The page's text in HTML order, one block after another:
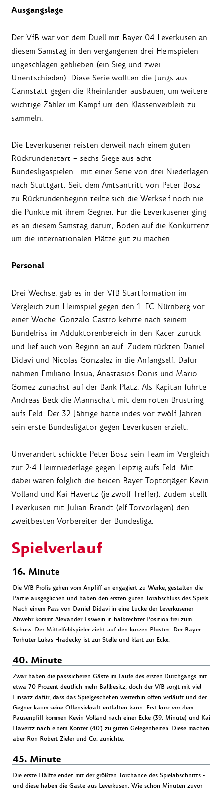
Ausgangslage
Der VfB war vor dem Duell mit Bayer 04 Leverkusen an
diesem Samstag in den vergangenen drei Heimspielen
ungeschlagen geblieben (ein Sieg und zwei
Unentschieden). Diese Serie wollten die Jungs aus
Cannstatt gegen die Rheinländer ausbauen, um weitere
wichtige Zähler im Kampf um den Klassenverbleib zu
sammeln.
Die Leverkusener reisten derweil nach einem guten
Rückrundenstart – sechs Siege aus acht
Bundesligaspielen ­- mit einer Serie von drei Niederlagen
nach Stuttgart. Seit dem Amtsantritt von Peter Bosz
zu Rückrundenbeginn teilte sich die Werkself noch nie
die Punkte mit ihrem Gegner. Für die Leverkusener ging
es an diesem Samstag darum, Boden auf die Konkurrenz
um die internationalen Plätze gut zu machen.
Personal
Drei Wechsel gab es in der VfB Startformation im
Vergleich zum Heimspiel gegen den 1. FC Nürnberg vor
einer Woche. Gonzalo Castro kehrte nach seinem
Bündelriss im Adduktorenbereich in den Kader zurück
und lief auch von Beginn an auf. Zudem rückten Daniel
Didavi und Nicolas Gonzalez in die Anfangself. Dafür
nahmen Emiliano Insua, Anastasios Donis und Mario
Gomez zunächst auf der Bank Platz. Als Kapitän führte
Andreas Beck die Mannschaft mit dem roten Brustring
aufs Feld. Der 32-Jährige hatte indes vor zwölf Jahren
sein erste Bundesligator gegen Leverkusen erzielt.
Unverändert schickte Peter Bosz sein Team im Vergleich
zur 2:4-Heimniederlage gegen Leipzig aufs Feld. Mit
dabei waren folglich die beiden Bayer-Toptorjäger Kevin
Volland und Kai Havertz (je zwölf Treffer). Zudem stellt
Leverkusen mit Julian Brandt (elf Torvorlagen) den
zweitbesten Vorbereiter der Bundesliga.
Spielverlauf
16. Minute
Die VfB Profis gehen vom Anpfiff an engagiert zu Werke, gestalten die
Partie ausgeglichen und haben den ersten guten Torabschluss des Spiels.
Nach einem Pass von Daniel Didavi in eine Lücke der Leverkusener
Abwehr kommt Alexander Esswein in halbrechter Position frei zum
Schuss. Der Mittelfeldspieler zieht auf den kurzen Pfosten. Der Bayer-
Torhüter Lukas Hradecky ist zur Stelle und klärt zur Ecke.
40. Minute
Zwar haben die passsicheren Gäste im Laufe des ersten Durchgangs mit
etwa 70 Prozent deutlich mehr Ballbesitz, doch der VfB sorgt mit viel
Einsatz dafür, dass das Spielgeschehen weiterhin offen verläuft und der
Gegner kaum seine Offensivkraft entfalten kann. Erst kurz vor dem
Pausenpfiff kommen Kevin Volland nach einer Ecke (39. Minute) und Kai
Havertz nach einem Konter (40') zu guten Gelegenheiten. Diese machen
aber Ron-Robert Zieler und Co. zunichte.
45. Minute
Die erste Hälfte endet mit der größten Torchance des Spielabschnitts -
und diese haben die Gäste aus Leverkusen. Wie schon Minuten zuvor